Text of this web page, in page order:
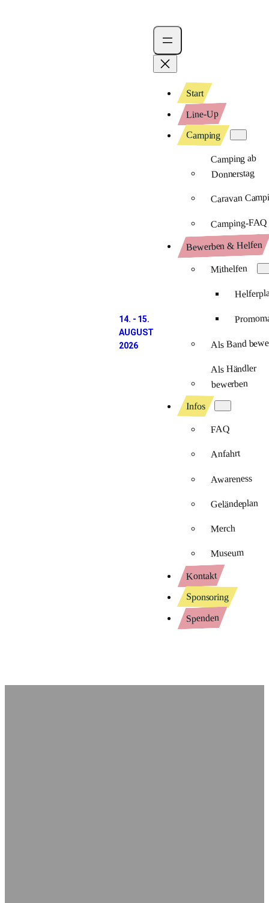
14. - 15.
AUGUST
2026
Start
Line-Up
Camping
Camping ab
Donnerstag
Caravan
Camping-FAQ
Bewerben & Helfen
Mithelfen
Als Band
Als Händler
bewerben
Infos
FAQ
Anfahrt
Awareness
Geländeplan
Merch
Museum
Kontakt
Sponsoring
Spenden